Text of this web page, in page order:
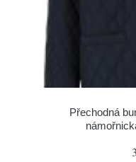
Přechodná